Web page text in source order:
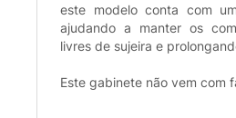
este modelo conta com
ajudando a manter os
livres de sujeira e
Este gabinete não vem com